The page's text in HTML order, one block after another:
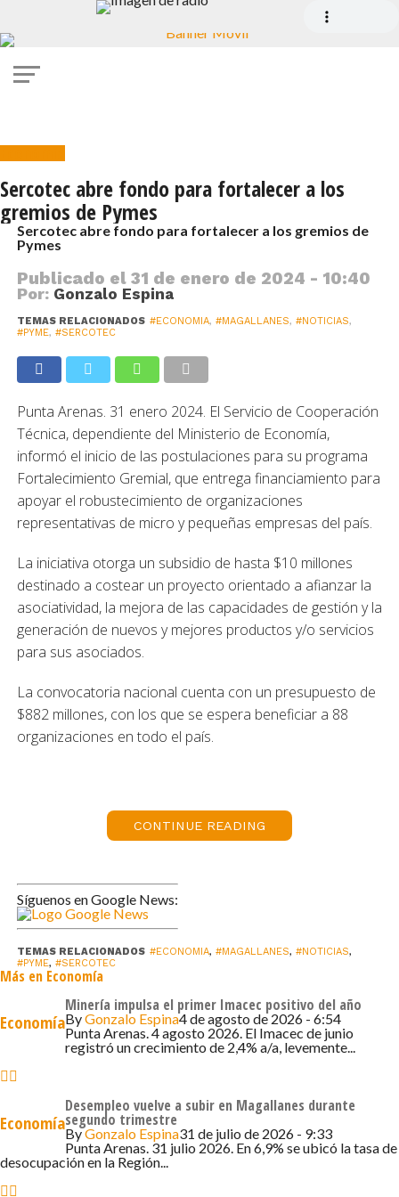
Economía
Sercotec abre fondo para fortalecer a los
gremios de Pymes
Sercotec abre fondo para fortalecer a los gremios de
Pymes
Publicado el 31 de enero de 2024 - 10:40
Por: Gonzalo Espina
TEMAS RELACIONADOS #ECONOMIA, #MAGALLANES, #NOTICIAS,
#PYME, #SERCOTEC
Punta Arenas. 31 enero 2024. El Servicio de Cooperación
Técnica, dependiente del Ministerio de Economía,
informó el inicio de las postulaciones para su programa
Fortalecimiento Gremial, que entrega financiamiento para
apoyar el robustecimiento de organizaciones
representativas de micro y pequeñas empresas del país.
La iniciativa otorga un subsidio de hasta $10 millones
destinado a costear un proyecto orientado a afianzar la
asociatividad, la mejora de las capacidades de gestión y la
generación de nuevos y mejores productos y/o servicios
para sus asociados.
La convocatoria nacional cuenta con un presupuesto de
$882 millones, con los que se espera beneficiar a 88
organizaciones en todo el país.
organizaciones de micro y pequeñas empresas del país
fortalezcan su asociatividad, su representatividad y los
conjunta, pueden enfrentar mejor los desafíos y
oportunidades que plantea un desarrollo productivo
sostenible como el que buscamos para nuestro país».
Por su parte, la gerenta general de Sercotec, Cecilia
Schröder, detalló que «con este subsidio los gremios
beneficiarios pueden costear, por ejemplo,
capacitaciones, participaciones u organización de ferias y
eventos, marketing, compra de activos, habilitación de
tengan directa relación con los objetivos del programa».
Cómo postular
CONTINUE READING
Síguenos en Google News:
TEMAS RELACIONADOS #ECONOMIA, #MAGALLANES, #NOTICIAS,
#PYME, #SERCOTEC
Más en Economía
Economía
Minería impulsa el primer Imacec positivo del año
ByGonzalo Espina4 de agosto de 2026 - 6:54
Punta Arenas. 4 agosto 2026. El Imacec de junio
registró un crecimiento de 2,4% a/a, levemente...
Economía
Desempleo vuelve a subir en Magallanes durante
segundo trimestre
ByGonzalo Espina31 de julio de 2026 - 9:33
Punta Arenas. 31 julio 2026. En 6,9% se ubicó la tasa de
desocupación en la Región...